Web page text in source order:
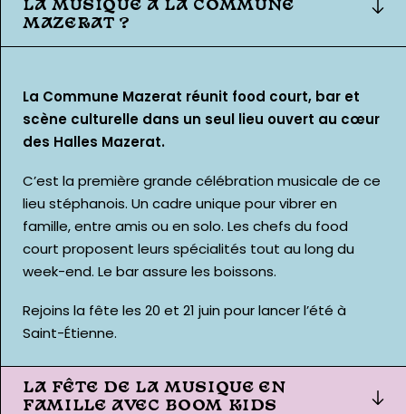
LA MUSIQUE À LA COMMUNE
MAZERAT ?
La Commune Mazerat réunit food court, bar et
scène culturelle dans un seul lieu ouvert au cœur
des Halles Mazerat.
C’est la première grande célébration musicale de ce
lieu stéphanois. Un cadre unique pour vibrer en
famille, entre amis ou en solo. Les chefs du food
court proposent leurs spécialités tout au long du
week-end. Le bar assure les boissons.
Rejoins la fête les 20 et 21 juin pour lancer l’été à
Saint-Étienne.
LA FÊTE DE LA MUSIQUE EN
FAMILLE AVEC BOOM KIDS